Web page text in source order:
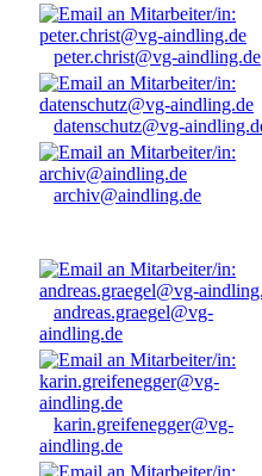
peter.christ@vg-aindling.de
datenschutz@vg-
archiv@aindling.de
andreas.graegel@vg-
aindling.de
karin.greifenegger@vg-
aindling.de